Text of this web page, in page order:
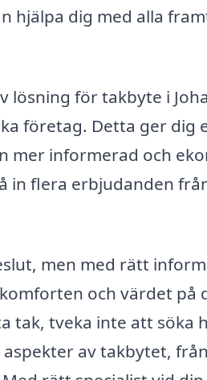
hjälpa dig med alla
lösning för takbyte i
företag. Detta ger dig
mer informerad och
in flera erbjudanden
men med rätt
och värdet på
tak, tveka inte att söka
av takbytet,